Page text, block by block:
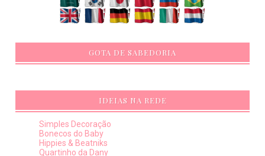
GOTA DE SABEDORIA
IDEIAS NA REDE
Simples Decoração
Bonecos do Baby
Hippies & Beatniks
Quartinho da Dany